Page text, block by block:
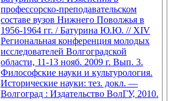
профессорско-преподавательском
составе вузов Нижнего Поволжья в
1956-1964 гг. / Батурина Ю.Ю. // XIV
Региональная конференция молодых
исследователей Волгоградской
области, 11-13 нояб. 2009 г. Вып. 3.
Философские науки и культурология.
Исторические науки: тез. докл. —
Волгоград : Издательство ВолГУ, 2010.